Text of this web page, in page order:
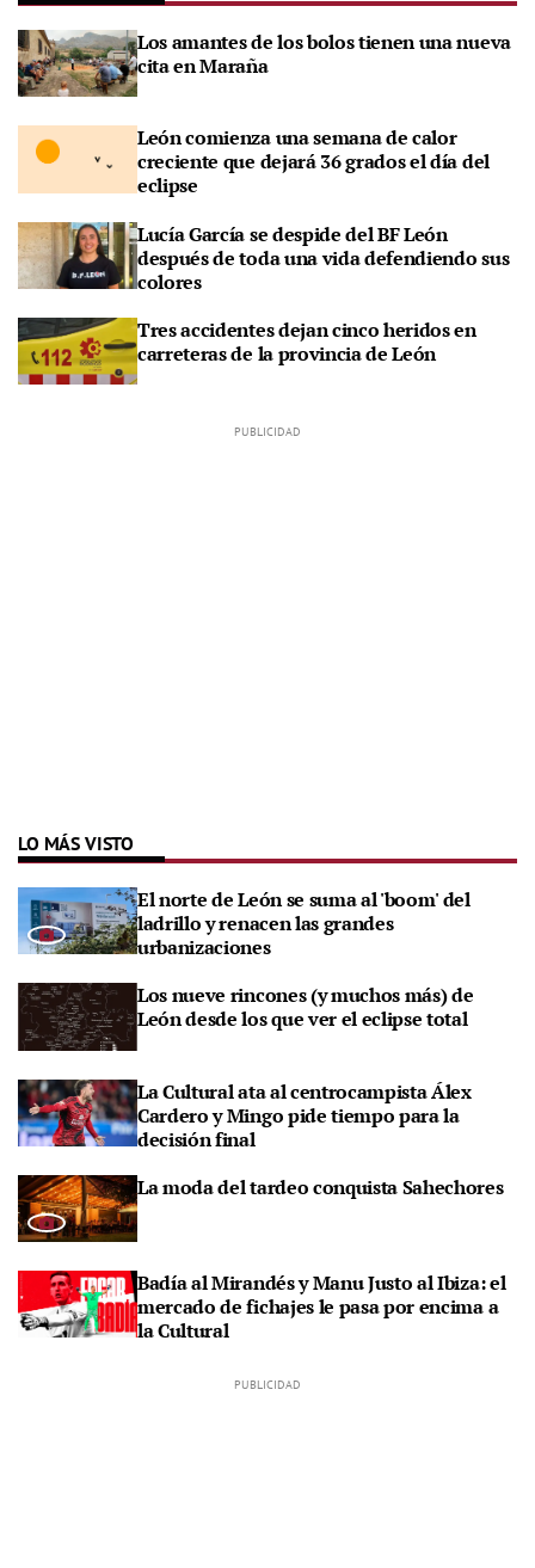
Los amantes de los bolos tienen una nueva
cita en Maraña
León comienza una semana de calor
creciente que dejará 36 grados el día del
eclipse
Lucía García se despide del BF León
después de toda una vida defendiendo sus
colores
Tres accidentes dejan cinco heridos en
carreteras de la provincia de León
LO MÁS VISTO
El norte de León se suma al 'boom' del
ladrillo y renacen las grandes
urbanizaciones
Los nueve rincones (y muchos más) de
León desde los que ver el eclipse total
La Cultural ata al centrocampista Álex
Cardero y Mingo pide tiempo para la
decisión final
La moda del tardeo conquista Sahechores
Badía al Mirandés y Manu Justo al Ibiza: el
mercado de fichajes le pasa por encima a
la Cultural